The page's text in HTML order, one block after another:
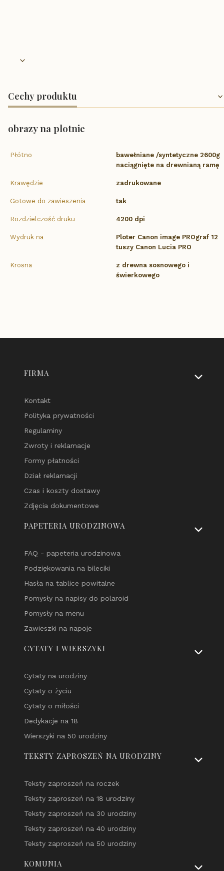
Cechy produktu
obrazy na plotnie
Płótno
bawełniane /syntetyczne 2600g
naciągnięte na drewnianą ramę
Krawędzie zadrukowane
Gotowe do zawieszenia tak
Rozdzielczość druku 4200 dpi
Wydruk na
Ploter Canon image PROgraf 12
tuszy Canon Lucia PRO
Krosna
z drewna sosnowego i
świerkowego
Linki w stopce
FIRMA
Kontakt
Polityka prywatności
Regulaminy
Zwroty i reklamacje
Formy płatności
Dział reklamacji
Czas i koszty dostawy
Zdjęcia dokumentowe
PAPETERIA URODZINOWA
FAQ - papeteria urodzinowa
Podziękowania na bileciki
Hasła na tablice powitalne
Pomysły na napisy do polaroid
Pomysły na menu
Zawieszki na napoje
CYTATY I WIERSZYKI
Cytaty na urodziny
Cytaty o życiu
Cytaty o miłości
Dedykacje na 18
Wierszyki na 50 urodziny
TEKSTY ZAPROSZEŃ NA URODZINY
Teksty zaproszeń na roczek
Teksty zaproszeń na 18 urodziny
Teksty zaproszeń na 30 urodziny
Teksty zaproszeń na 40 urodziny
Teksty zaproszeń na 50 urodziny
KOMUNIA